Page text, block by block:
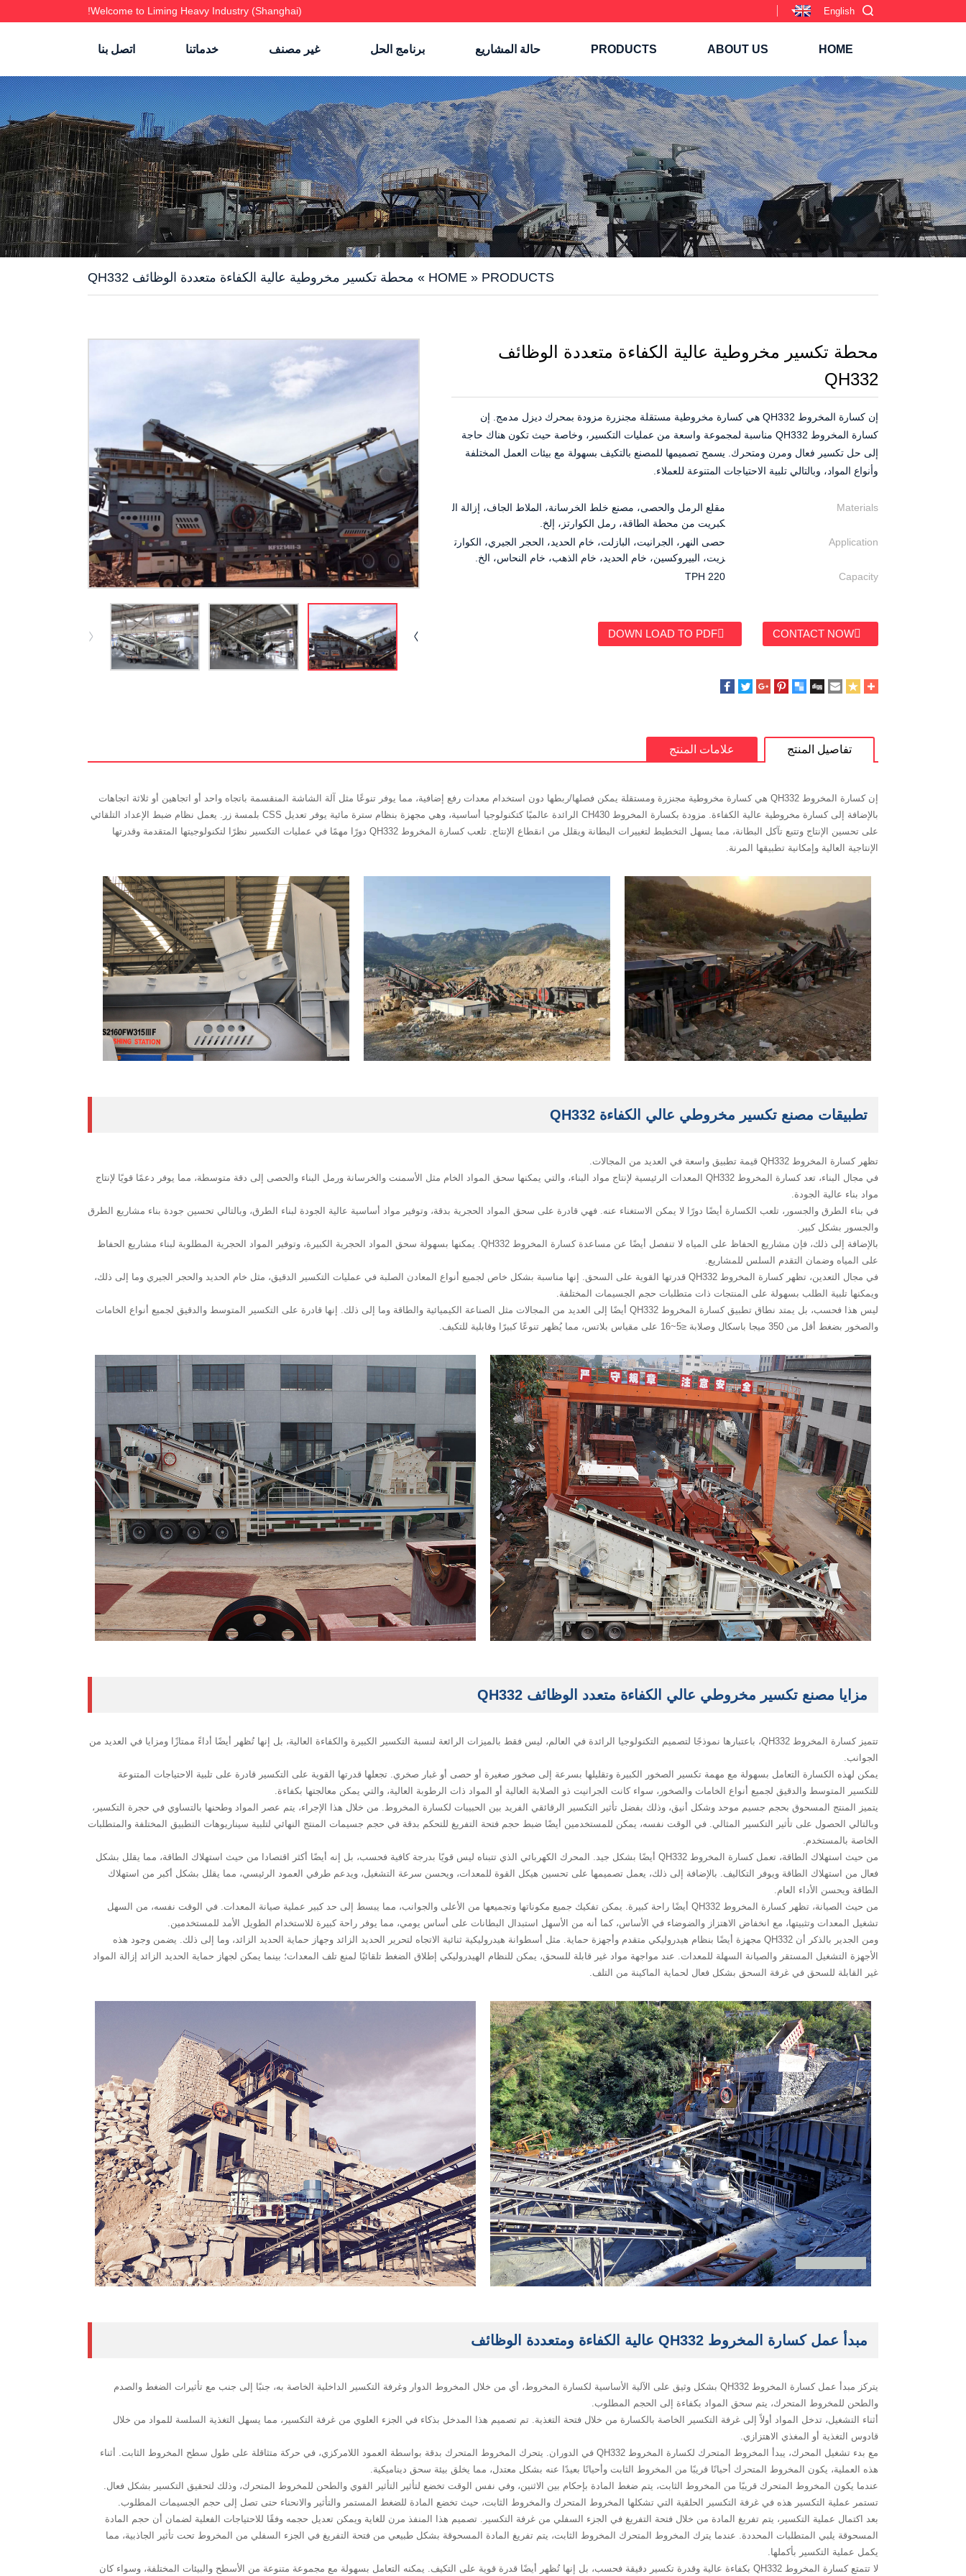
Welcome to Liming Heavy Industry (Shanghai)! English
HOME
ABOUT US
PRODUCTS حالة المشاريع برنامج الحل غير مصنف خدماتنا اتصل بنا
HOME » PRODUCTS
» محطة تكسير مخروطية عالية الكفاءة متعددة الوظائف QH332
محطة تكسير مخروطية عالية الكفاءة متعددة الوظائف
QH332
إن كسارة المخروط QH332 هي كسارة مخروطية مستقلة مجنزرة مزودة بمحرك ديزل مدمج. إن
كسارة المخروط QH332 مناسبة لمجموعة واسعة من عمليات التكسير، وخاصة حيث تكون هناك حاجة
إلى حل تكسير فعال ومرن ومتحرك. يسمح تصميمها للمصنع بالتكيف بسهولة مع بيئات العمل المختلفة
وأنواع المواد، وبالتالي تلبية الاحتياجات المتنوعة للعملاء.
Materials
مقلع الرمل والحصى، مصنع خلط الخرسانة، الملاط الجاف، إزالة ال
كبريت من محطة الطاقة، رمل الكوارتز، إلخ.
Application
حصى النهر، الجرانيت، البازلت، خام الحديد، الحجر الجيري، الكوارت
زيت، البيروكسين، خام الحديد، خام الذهب، خام النحاس، الخ.
Capacity
220 TPH
CONTACT NOW
DOWN LOAD TO PDF
تفاصيل المنتج علامات المنتج
إن كسارة المخروط QH332 هي كسارة مخروطية مجنزرة ومستقلة يمكن فصلها/ربطها دون استخدام معدات رفع إضافية، مما يوفر تنوعًا مثل آلة الشاشة المنقسمة باتجاه واحد أو اتجاهين أو ثلاثة اتجاهات
بالإضافة إلى كسارة مخروطية عالية الكفاءة. مزودة بكسارة المخروط CH430 الرائدة عالميًا كتكنولوجيا أساسية، وهي مجهزة بنظام سترة مائية يوفر تعديل CSS بلمسة زر. يعمل نظام ضبط الإعداد التلقائي
على تحسين الإنتاج وتتبع تآكل البطانة، مما يسهل التخطيط لتغييرات البطانة ويقلل من انقطاع الإنتاج. تلعب كسارة المخروط QH332 دورًا مهمًا في عمليات التكسير نظرًا لتكنولوجيتها المتقدمة وقدرتها
الإنتاجية العالية وإمكانية تطبيقها المرنة.
تطبيقات مصنع تكسير مخروطي عالي الكفاءة QH332
تظهر كسارة المخروط QH332 قيمة تطبيق واسعة في العديد من المجالات.
في مجال البناء، تعد كسارة المخروط QH332 المعدات الرئيسية لإنتاج مواد البناء، والتي يمكنها سحق المواد الخام مثل الأسمنت والخرسانة ورمل البناء والحصى إلى دقة متوسطة، مما يوفر دعمًا قويًا لإنتاج
مواد بناء عالية الجودة.
في بناء الطرق والجسور، تلعب الكسارة أيضًا دورًا لا يمكن الاستغناء عنه. فهي قادرة على سحق المواد الحجرية بدقة، وتوفير مواد أساسية عالية الجودة لبناء الطرق، وبالتالي تحسين جودة بناء مشاريع الطرق
والجسور بشكل كبير.
بالإضافة إلى ذلك، فإن مشاريع الحفاظ على المياه لا تنفصل أيضًا عن مساعدة كسارة المخروط QH332. يمكنها بسهولة سحق المواد الحجرية الكبيرة، وتوفير المواد الحجرية المطلوبة لبناء مشاريع الحفاظ
على المياه وضمان التقدم السلس للمشاريع.
في مجال التعدين، تظهر كسارة المخروط QH332 قدرتها القوية على السحق. إنها مناسبة بشكل خاص لجميع أنواع المعادن الصلبة في عمليات التكسير الدقيق، مثل خام الحديد والحجر الجيري وما إلى ذلك،
ويمكنها تلبية الطلب بسهولة على المنتجات ذات متطلبات حجم الجسيمات المختلفة.
ليس هذا فحسب، بل يمتد نطاق تطبيق كسارة المخروط QH332 أيضًا إلى العديد من المجالات مثل الصناعة الكيميائية والطاقة وما إلى ذلك. إنها قادرة على التكسير المتوسط ​​والدقيق لجميع أنواع الخامات
والصخور بضغط أقل من 350 ميجا باسكال وصلابة ≤5~16 على مقياس بلاتس، مما يُظهر تنوعًا كبيرًا وقابلية للتكيف.
مزايا مصنع تكسير مخروطي عالي الكفاءة متعدد الوظائف QH332
‌تتميز كسارة المخروط QH332، باعتبارها نموذجًا لتصميم التكنولوجيا الرائدة في العالم، ليس فقط بالميزات الرائعة لنسبة التكسير الكبيرة والكفاءة العالية، بل إنها تُظهر أيضًا أداءً ممتازًا ومزايا في العديد من
الجوانب.
يمكن لهذه الكسارة التعامل بسهولة مع مهمة تكسير الصخور الكبيرة وتقليلها بسرعة إلى صخور صغيرة أو حصى أو غبار صخري. تجعلها قدرتها القوية على التكسير قادرة على تلبية الاحتياجات المتنوعة
للتكسير المتوسط ​​والدقيق لجميع أنواع الخامات والصخور، سواء كانت الجرانيت ذو الصلابة العالية أو المواد ذات الرطوبة العالية، والتي يمكن معالجتها بكفاءة.
يتميز المنتج المسحوق بحجم جسيم موحد وشكل أنيق، وذلك بفضل تأثير التكسير الرقائقي الفريد بين الحبيبات لكسارة المخروط. من خلال هذا الإجراء، يتم عصر المواد وطحنها بالتساوي في حجرة التكسير،
وبالتالي الحصول على تأثير التكسير المثالي. في الوقت نفسه، يمكن للمستخدمين أيضًا ضبط حجم فتحة التفريغ للتحكم بدقة في حجم جسيمات المنتج النهائي لتلبية سيناريوهات التطبيق المختلفة والمتطلبات
الخاصة بالمستخدم.
من حيث استهلاك الطاقة، تعمل كسارة المخروط QH332 أيضًا بشكل جيد. المحرك الكهربائي الذي تتبناه ليس قويًا بدرجة كافية فحسب، بل إنه أيضًا أكثر اقتصادا من حيث استهلاك الطاقة، مما يقلل بشكل
فعال من استهلاك الطاقة ويوفر التكاليف. بالإضافة إلى ذلك، يعمل تصميمها على تحسين هيكل القوة للمعدات، ويحسن سرعة التشغيل، ويدعم طرفي العمود الرئيسي، مما يقلل بشكل أكبر من استهلاك
الطاقة ويحسن الأداء العام.
من حيث الصيانة، تظهر كسارة المخروط QH332 أيضًا راحة كبيرة. يمكن تفكيك جميع مكوناتها وتجميعها من الأعلى والجوانب، مما يبسط إلى حد كبير عملية صيانة المعدات. في الوقت نفسه، من السهل
تشغيل المعدات وتثبيتها، مع انخفاض الاهتزاز والضوضاء في الأساس، كما أنه من الأسهل استبدال البطانات على أساس يومي، مما يوفر راحة كبيرة للاستخدام الطويل الأمد للمستخدمين.
ومن الجدير بالذكر أن QH332 مجهزة أيضًا بنظام هيدروليكي متقدم وأجهزة حماية. مثل أسطوانة هيدروليكية ثنائية الاتجاه لتحرير الحديد الزائد وجهاز حماية الحديد الزائد، وما إلى ذلك. يضمن وجود هذه
الأجهزة التشغيل المستقر والصيانة السهلة للمعدات. عند مواجهة مواد غير قابلة للسحق، يمكن للنظام الهيدروليكي إطلاق الضغط تلقائيًا لمنع تلف المعدات؛ بينما يمكن لجهاز حماية الحديد الزائد إزالة المواد
غير القابلة للسحق في غرفة السحق بشكل فعال لحماية الماكينة من التلف.
مبدأ عمل كسارة المخروط QH332 عالية الكفاءة ومتعددة الوظائف
يتركز مبدأ عمل كسارة المخروط QH332 بشكل وثيق على الآلية الأساسية لكسارة المخروط، أي من خلال المخروط الدوار وغرفة التكسير الداخلية الخاصة به، جنبًا إلى جنب مع تأثيرات الضغط والصدم
والطحن للمخروط المتحرك، يتم سحق المواد بكفاءة إلى الحجم المطلوب.
أثناء التشغيل، تدخل المواد أولاً إلى غرفة التكسير الخاصة بالكسارة من خلال فتحة التغذية. تم تصميم هذا المدخل بذكاء في الجزء العلوي من غرفة التكسير، مما يسهل التغذية السلسة للمواد من خلال
قادوس التغذية أو المغذي الاهتزازي.
مع بدء تشغيل المحرك، يبدأ المخروط المتحرك لكسارة المخروط QH332 في الدوران. يتحرك المخروط المتحرك بدقة بواسطة العمود اللامركزي، في حركة متثاقلة على طول سطح المخروط الثابت. أثناء
هذه العملية، يكون المخروط المتحرك أحيانًا قريبًا من المخروط الثابت وأحيانًا بعيدًا عنه بشكل معتدل، مما يخلق بيئة سحق ديناميكية.
عندما يكون المخروط المتحرك قريبًا من المخروط الثابت، يتم ضغط المادة بإحكام بين الاثنين، وفي نفس الوقت تخضع لتأثير التأثير القوي والطحن للمخروط المتحرك، وذلك لتحقيق التكسير بشكل فعال.
تستمر عملية التكسير هذه في غرفة التكسير الحلقية التي تشكلها المخروط المتحرك والمخروط الثابت، حيث تخضع المادة للضغط المستمر والتأثير والانحناء حتى تصل إلى حجم الجسيمات المطلوب.
بعد اكتمال عملية التكسير، يتم تفريغ المادة من خلال فتحة التفريغ في الجزء السفلي من غرفة التكسير. تصميم هذا المنفذ مرن للغاية ويمكن تعديل حجمه وفقًا للاحتياجات الفعلية لضمان أن حجم المادة
المسحوقة يلبي المتطلبات المحددة. عندما يترك المخروط المتحرك المخروط الثابت، يتم تفريغ المادة المسحوقة بشكل طبيعي من فتحة التفريغ في الجزء السفلي من المخروط تحت تأثير الجاذبية، مما
يكمل عملية التكسير بأكملها.
لا تتمتع كسارة المخروط QH332 بكفاءة عالية وقدرة تكسير دقيقة فحسب، بل إنها تُظهر أيضًا قدرة قوية على التكيف. يمكنه التعامل بسهولة مع مجموعة متنوعة من الأسطح والبيئات المختلفة، وسواء كان